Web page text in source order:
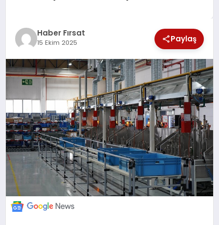
EKONOMİ
MAGAZİN
EĞİTİM
DÜNYA
Haber Fırsat
15 Ekim 2025 Paylaş